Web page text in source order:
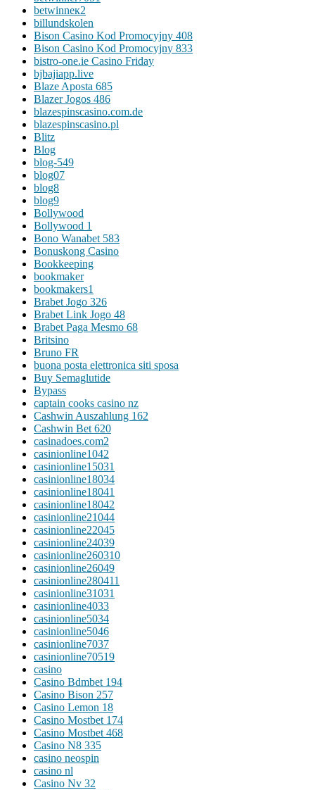
betwinneк2
billundskolen
Bison Casino Kod Promocyjny 408
Bison Casino Kod Promocyjny 833
bistro-one.ie Casino Friday
bjbajiapp.live
Blaze Aposta 685
Blazer Jogos 486
blazespinscasino.com.de
blazespinscasino.pl
Blitz
Blog
blog-549
blog07
blog8
blog9
Bollywood
Bollywood 1
Bono Wanabet 583
Bonuskong Casino
Bookkeeping
bookmaker
bookmakers1
Brabet Jogo 326
Brabet Link Jogo 48
Brabet Paga Mesmo 68
Britsino
Bruno FR
buona posta elettronica siti sposa
Buy Semaglutide
Bypass
captain cooks casino nz
Cashwin Auszahlung 162
Cashwin Bet 620
casinadoes.com2
casinionline1042
casinionline15031
casinionline18034
casinionline18041
casinionline18042
casinionline21044
casinionline22045
casinionline24039
casinionline260310
casinionline26049
casinionline280411
casinionline31031
casinionline4033
casinionline5034
casinionline5046
casinionline7037
casinionline70519
casino
Casino Bdmbet 194
Casino Bison 257
Casino Lemon 18
Casino Mostbet 174
Casino Mostbet 468
Casino N8 335
casino neospin
casino nl
Casino Nv 32